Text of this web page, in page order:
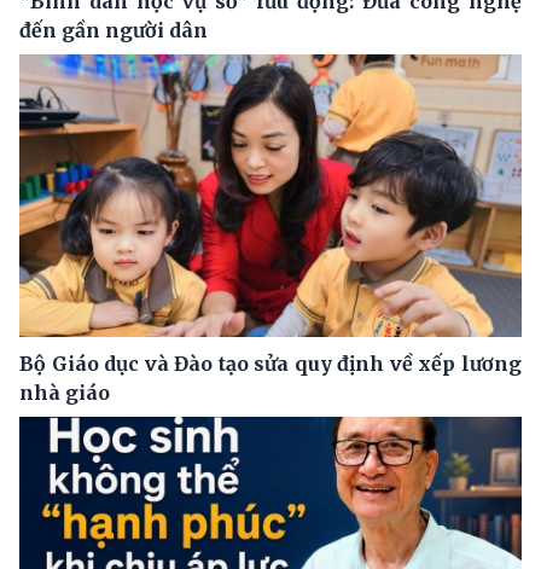
đến gần người dân
Bộ Giáo dục và Đào tạo sửa quy định về xếp lương
nhà giáo